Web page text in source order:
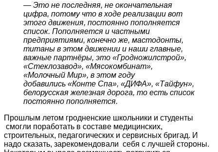
— Это не последняя, не окончательная
цифра, потому что в ходе реализации вот
этого движения, постоянно пополняется
список. Пополняется и частными
предприятиями, конечно же, мастодонты,
титаны в этом движении и наши главные,
важные партнёры, это «Гродножилстрой»,
«Стеклозавод», «Мясокомбинат»,
«Молочный Мир», в этом году
добавились «Конте Спа», «ДИФА», «Тайфун»,
белорусская железная дорога, то есть список
постоянно пополняется.
Прошлым летом гродненские школьники и студенты
смогли поработать в составе медицинских,
строительных, педагогических и сервисных бригад. И
надо сказать, зарекомендовали себя с лучшей стороны.